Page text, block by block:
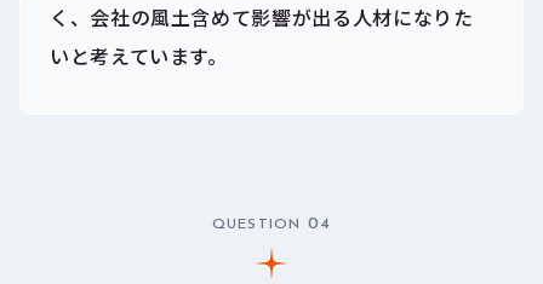
く、会社の風土含めて影響が出る人材になりた
いと考えています。
QUESTION 04